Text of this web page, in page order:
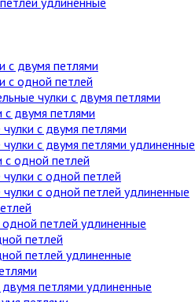
с двумя петлями
с одной петлей
чулки с двумя петлями
с двумя петлями
с двумя петлями
с двумя петлями удлиненные
с одной петлей
с одной петлей
с одной петлей удлиненные
петлей удлиненные
петлей
петлей удлиненные
петлями удлиненные